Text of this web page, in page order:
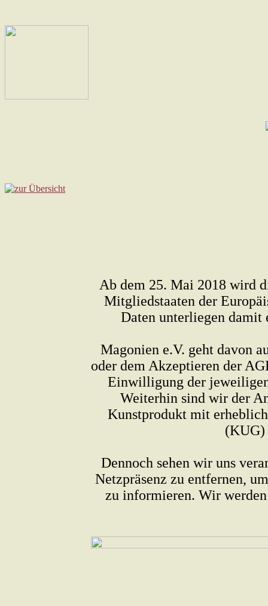
Ab dem 25. Mai 2018 wird
Mitgliedstaaten der
Daten unterliegen damit
Magonien e.V. geht davon
oder dem Akzeptieren der
Einwilligung der
Weiterhin sind wir der
Kunstprodukt mit
(KUG)
Dennoch sehen wir uns
Netzpräsenz zu entfernen,
zu informieren. Wir